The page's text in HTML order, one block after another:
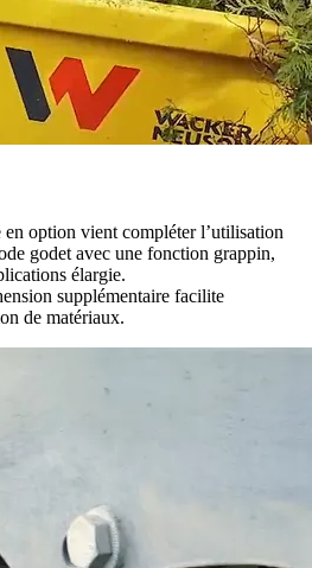
option vient compléter l’utilisation
godet avec une fonction grappin,
élargie.
supplémentaire facilite
de matériaux.